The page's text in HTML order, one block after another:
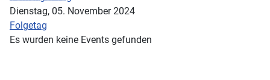
Dienstag, 05. November 2024
Folgetag
Es wurden keine Events gefunden